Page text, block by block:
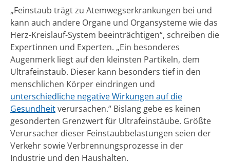
„Feinstaub trägt zu Atemwegserkrankungen bei und
kann auch andere Organe und Organsysteme wie das
Herz-Kreislauf-System beeinträchtigen“, schreiben die
Expertinnen und Experten. „Ein besonderes
Augenmerk liegt auf den kleinsten Partikeln, dem
Ultrafeinstaub. Dieser kann besonders tief in den
menschlichen Körper eindringen und
unterschiedliche negative Wirkungen auf die
Gesundheitverursachen.“ Bislang gebe es keinen
gesonderten Grenzwert für Ultrafeinstäube. Größte
Verursacher dieser Feinstaubbelastungen seien der
Verkehr sowie Verbrennungsprozesse in der
Industrie und den Haushalten.